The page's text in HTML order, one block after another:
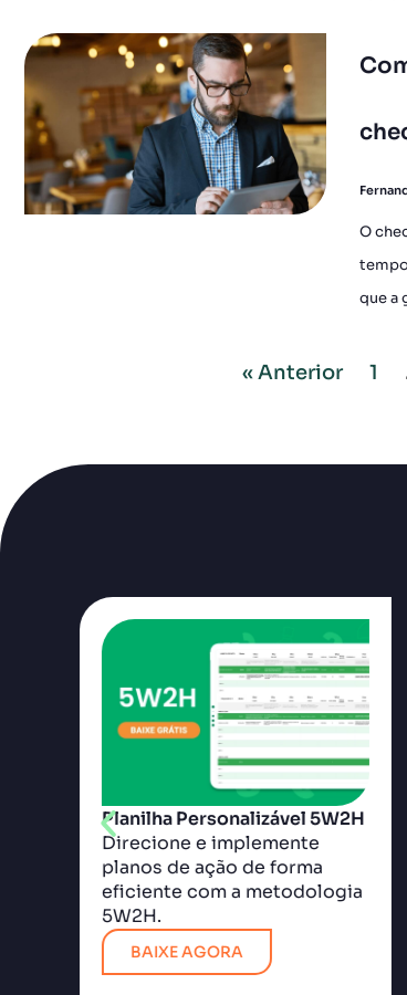
O
que a
« Anterior 1
Planilha Personalizável 5W2H
Direcione e implemente
planos de ação de forma
eficiente com a metodologia
5W2H.
BAIXE AGORA